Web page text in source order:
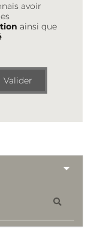
avoir
ainsi que
Valider